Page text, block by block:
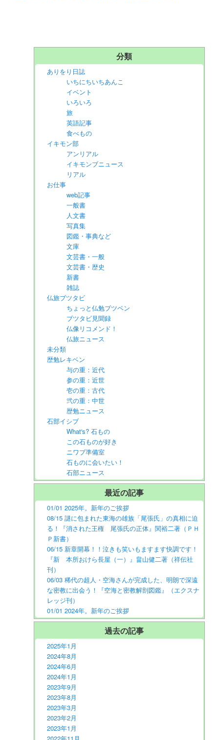
分類
ありをり日誌
いちにちいちあんこ
イベント
いろいろ
旅
英語記事
食べもの
イキモン部
アンリアル
イキモンブニュース
リアル
お仕事
web記事
一般書
人文書
写真集
図鑑・事典など
文庫
文芸書・一般
文芸書・歴史
新書
雑誌
仏旅ブツタビ
ちょっと仏勉ブツベン
ブツタビ見聞録
仏像リコメンド！
仏旅ニュース
未分類
歴勉レキベン
与の重：近代
参の重：近世
壱の重：古代
弐の重：中世
歴勉ニュース
石部イシブ
What's? 石もの
この石ものが好き
ニワブ準備室
石ものに会いたい！
石部ニュース
最近の記事
01/01 2025年。新年のご挨拶
08/15 謎に包まれた東海の雄族「尾張氏」の真相に迫
る！『消された王権 尾張氏の正体』関裕二著（ＰＨ
Ｐ新書）
06/15 新章開幕！！泣きも笑いもますます快調です！
『新 本所おけら長屋（一）』畠山健二著（祥伝社
刊）
06/03 稀代の超人・空海さんが完成した、明朗で深遠
な密教に出会う！『空海と密教解剖図鑑』（エクスナ
レッジ刊）
01/01 2024年。新年のご挨拶
過去の記事
2025年1月
2024年8月
2024年6月
2024年1月
2023年9月
2023年8月
2023年3月
2023年2月
2023年1月